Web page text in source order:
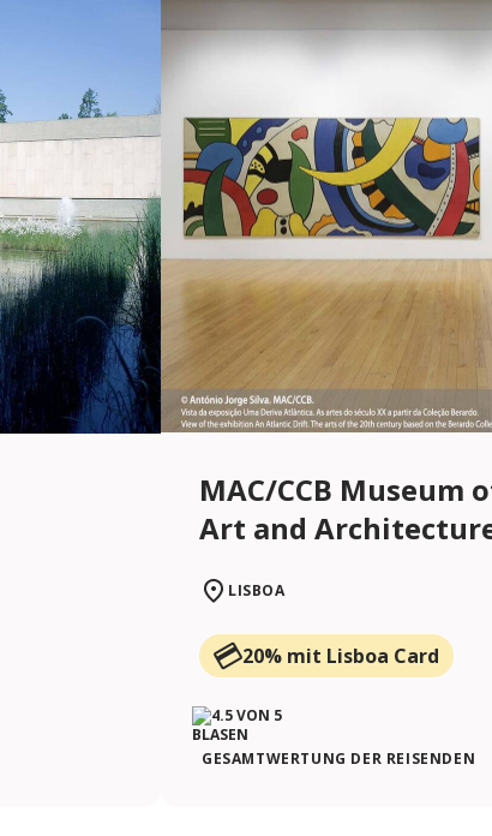
MAC/CCB Museum
Art and
LISBOA
20% mit Lisboa Card
GESAMTWERTUNG DER REISENDEN